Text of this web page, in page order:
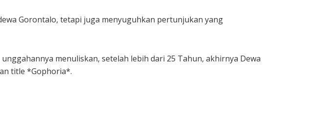
Gorontalo, tetapi juga menyuguhkan pertunjukan yang
menuliskan, setelah lebih dari 25 Tahun, akhirnya Dewa
title *Gophoria*.